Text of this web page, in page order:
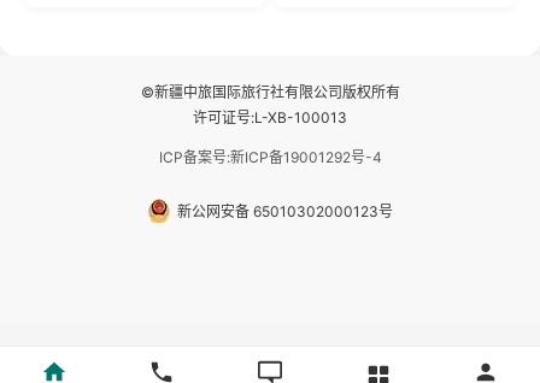
©新疆中旅国际旅行社有限公司版权所有
许可证号:L-XB-100013
ICP备案号:新ICP备19001292号-4
新公网安备 65010302000123号